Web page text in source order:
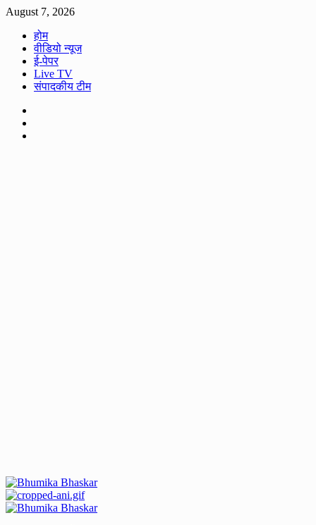
Skip
content
August 7, 2026
होम
वीडियो न्यूज
ई-पेपर
Live TV
संपादकीय टीम
Primary